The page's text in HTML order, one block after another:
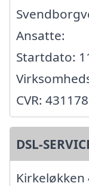
Ansatte:
Startdato:
CVR:
DSL-
Kirkeløkken